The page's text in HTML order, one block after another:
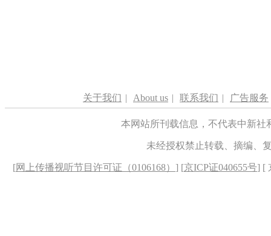
关于我们 | About us | 联系我们 | 广告服务
本网站所刊载信息，不代表中新
未经授权禁止转载、摘编、
[网上传播视听节目许可证（0106168） ] [京ICP证040655号] [